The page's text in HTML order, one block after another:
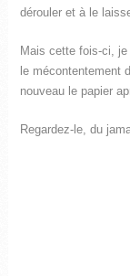
dérouler et à le
Mais cette fois-ci,
le mécontentement
nouveau le papier
Regardez-le, du